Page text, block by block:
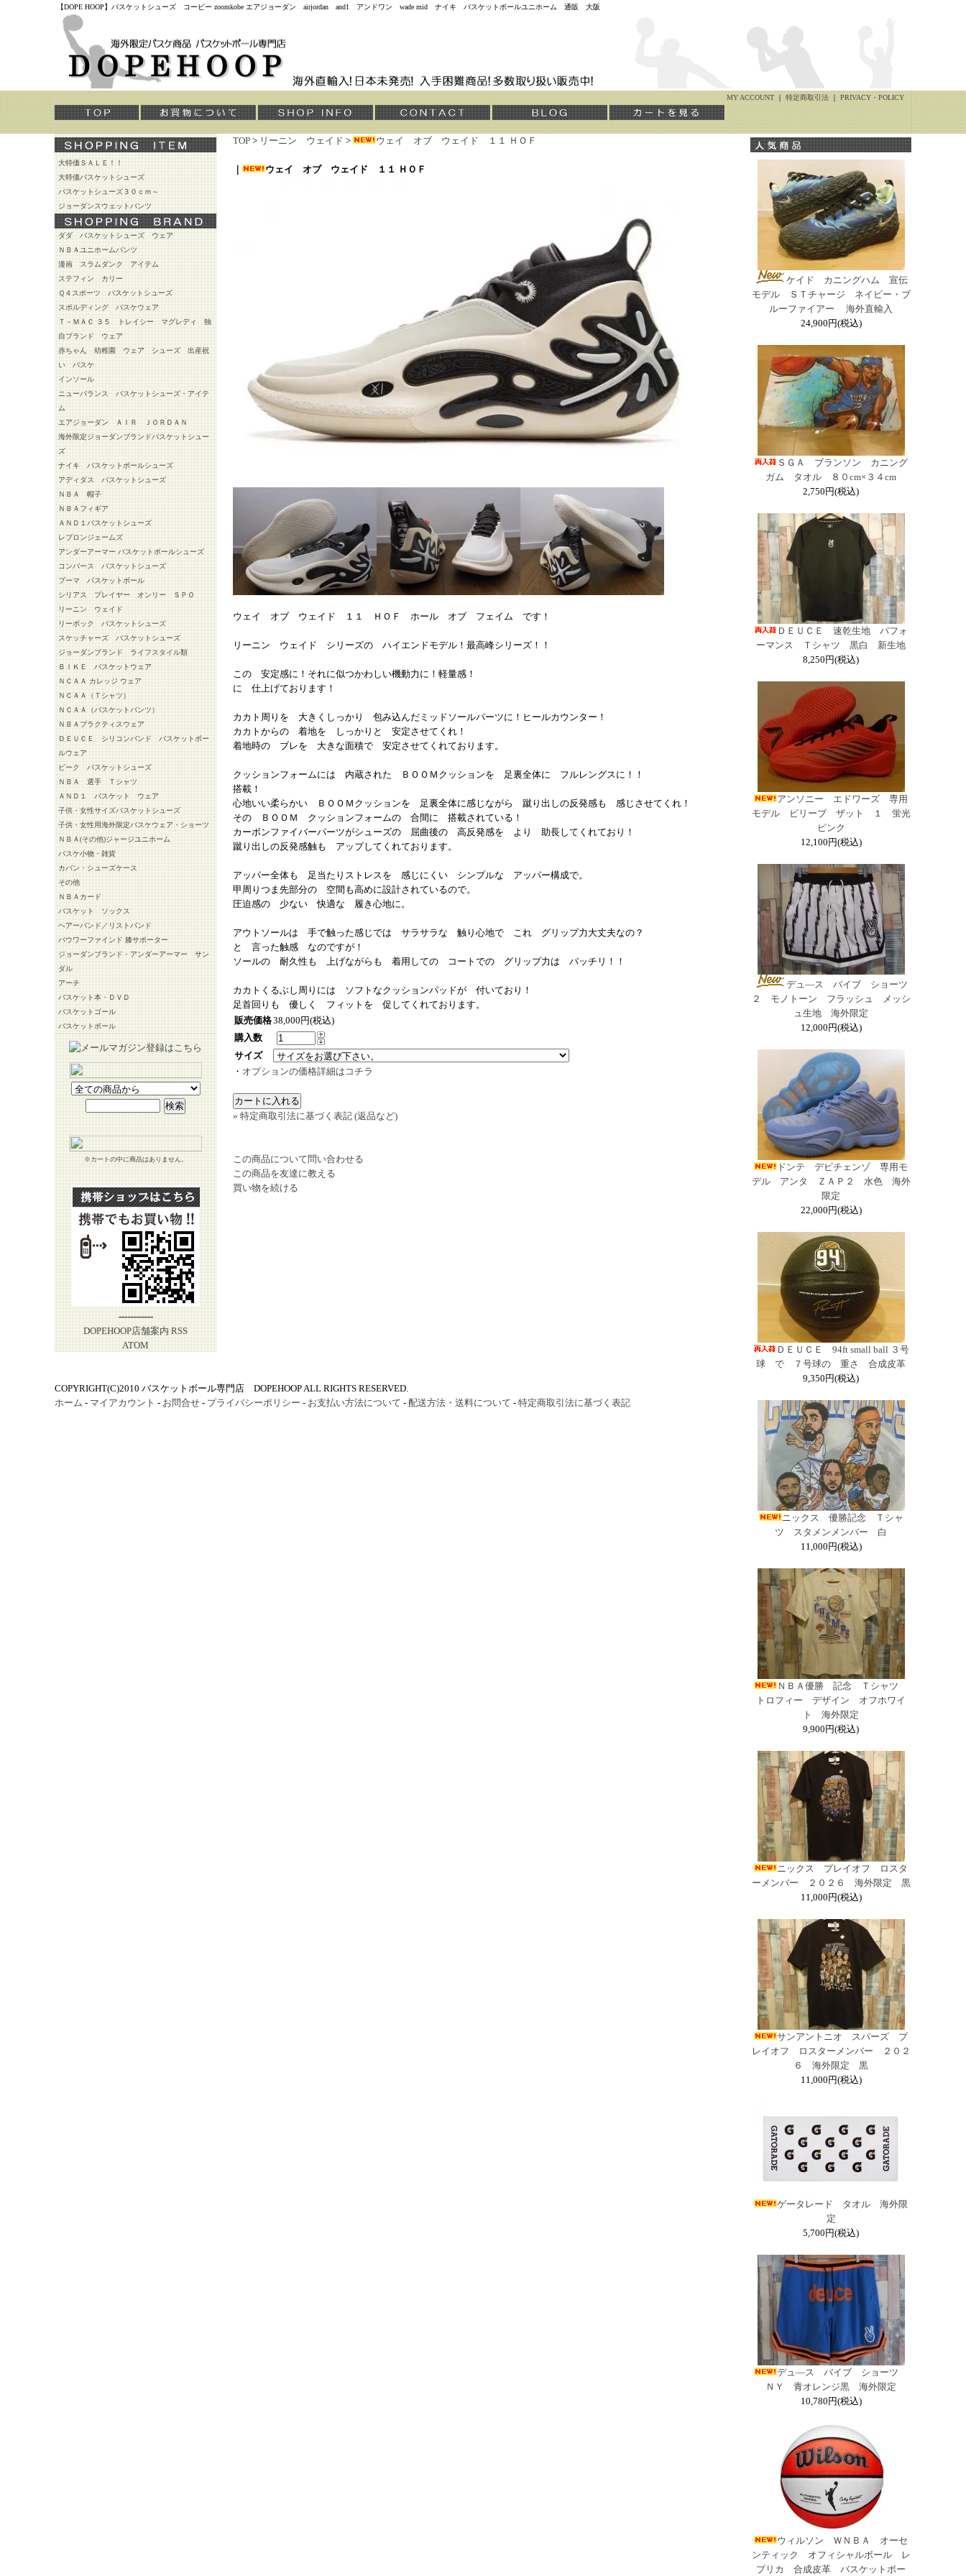
【DOPE HOOP】バスケットシューズ コービー zoomkobe エアジョーダン airjordan and1 アンドワン wade mid ナイキ バスケットボールユニホーム 通販 大阪
MY ACCOUNT｜特定商取引法｜PRIVACY・POLICY
大特価ＳＡＬＥ！！
大特価バスケットシューズ
バスケットシューズ３０ｃｍ～
ジョーダンスウェットパンツ
ダダ バスケットシューズ ウェア
ＮＢＡユニホームパンツ
漫画 スラムダンク アイテム
ステフィン カリー
Ｑ４スポーツ バスケットシューズ
スポルディング バスケウェア
Ｔ－ＭＡＣ ３５ トレイシー マグレディ 独
自ブランド ウェア
赤ちゃん 幼稚園 ウェア シューズ 出産祝
い バスケ
インソール
ニューバランス バスケットシューズ・アイテ
ム
エアジョーダン ＡＩＲ ＪＯＲＤＡＮ
海外限定ジョーダンブランドバスケットシュー
ズ
ナイキ バスケットボールシューズ
アディダス バスケットシューズ
ＮＢＡ 帽子
ＮＢＡフィギア
ＡＮＤ１バスケットシューズ
レブロンジェームズ
アンダーアーマー バスケットボールシューズ
コンバース バスケットシューズ
プーマ バスケットボール
シリアス プレイヤー オンリー ＳＰＯ
リーニン ウェイド
リーボック バスケットシューズ
スケッチャーズ バスケットシューズ
ジョーダンブランド ライフスタイル類
ＢＩＫＥ バスケットウェア
ＮＣＡＡ カレッジ ウェア
ＮＣＡＡ（Ｔシャツ）
ＮＣＡＡ（バスケットパンツ）
ＮＢＡプラクティスウェア
ＤＥＵＣＥ シリコンバンド バスケットボー
ルウェア
ピーク バスケットシューズ
ＮＢＡ 選手 Ｔシャツ
ＡＮＤ１ バスケット ウェア
子供・女性サイズバスケットシューズ
子供・女性用海外限定バスケウェア・ショーツ
ＮＢＡ(その他)ジャージユニホーム
バスケ小物・雑貨
カバン・シューズケース
その他
ＮＢＡカード
バスケット ソックス
ヘアーバンド／リストバンド
バウワーファインド 膝サポーター
ジョーダンブランド・アンダーアーマー サン
ダル
アーチ
バスケット本・ＤＶＤ
バスケットゴール
バスケットボール
※カートの中に商品はありません。
------------
DOPEHOOP店舗案内 RSS
ATOM
ケイド カニングハム 宣伝
モデル ＳＴチャージ ネイビー・ブ
ルーファイアー 海外直輸入
24,900円(税込)
ＳＧＡ ブランソン カニング
ガム タオル ８０cm×３４cm
2,750円(税込)
ＤＥＵＣＥ 速乾生地 パフォ
ーマンス Ｔシャツ 黒白 新生地
8,250円(税込)
アンソニー エドワーズ 専用
モデル ビリーブ ザット １ 蛍光
ピンク
12,100円(税込)
デュ―ス バイブ ショーツ
２ モノトーン フラッシュ メッシ
ュ生地 海外限定
12,000円(税込)
ドンテ デビチェンゾ 専用モ
デル アンタ ＺＡＰ２ 水色 海外
限定
22,000円(税込)
ＤＥＵＣＥ 94ft small ball ３号
球 で ７号球の 重さ 合成皮革
9,350円(税込)
ニックス 優勝記念 Ｔシャ
ツ スタメンメンバー 白
11,000円(税込)
ＮＢＡ優勝 記念 Ｔシャツ
トロフィー デザイン オフホワイ
ト 海外限定
9,900円(税込)
ニックス プレイオフ ロスタ
ーメンバー ２０２６ 海外限定 黒
11,000円(税込)
サンアントニオ スパーズ プ
レイオフ ロスターメンバー ２０２
６ 海外限定 黒
11,000円(税込)
ゲータレード タオル 海外限
定
5,700円(税込)
デュ―ス バイブ ショーツ
ＮＹ 青オレンジ黒 海外限定
10,780円(税込)
ウィルソン ＷＮＢＡ オーセ
ンティック オフィシャルボール レ
プリカ 合成皮革 バスケットボー
TOP > リーニン ウェイド > ウェイ オブ ウェイド １１ ＨＯＦ
ウェイ オブ ウェイド １１ ＨＯＦ
ウェイ オブ ウェイド １１ ＨＯＦ ホール オブ フェイム です！
リーニン ウェイド シリーズの ハイエンドモデル！最高峰シリーズ！！
この 安定感に！それに似つかわしい機動力に！軽量感！
に 仕上げております！
カカト周りを 大きくしっかり 包み込んだミッドソールパーツに！ヒールカウンター！
カカトからの 着地を しっかりと 安定させてくれ！
着地時の ブレを 大きな面積で 安定させてくれております。
クッションフォームには 内蔵された ＢＯＯＭクッションを 足裏全体に フルレングスに！！
搭載！
心地いい柔らかい ＢＯＯＭクッションを 足裏全体に感じながら 蹴り出しの反発感も 感じさせてくれ！
その ＢＯＯＭ クッションフォームの 合間に 搭載されている！
カーボンファイバーパーツがシューズの 屈曲後の 高反発感を より 助長してくれており！
蹴り出しの反発感触も アップしてくれております。
アッパー全体も 足当たりストレスを 感じにくい シンプルな アッパー構成で。
甲周りつま先部分の 空間も高めに設計されているので。
圧迫感の 少ない 快適な 履き心地に。
アウトソールは 手で触った感じでは サラサラな 触り心地で これ グリップ力大丈夫なの？
と 言った触感 なのですが！
ソールの 耐久性も 上げながらも 着用しての コートでの グリップ力は バッチリ！！
カカトくるぶし周りには ソフトなクッションパッドが 付いており！
足首回りも 優しく フィットを 促してくれております。
販売価格38,000円(税込)
購入数
サイズ
・ オプションの価格詳細はコチラ
» 特定商取引法に基づく表記 (返品など)
この商品について問い合わせる
この商品を友達に教える
買い物を続ける
COPYRIGHT(C)2010 バスケットボール専門店 DOPEHOOP ALL RIGHTS RESERVED.
ホーム - マイアカウント - お問合せ - プライバシーポリシー - お支払い方法について - 配送方法・送料について - 特定商取引法に基づく表記